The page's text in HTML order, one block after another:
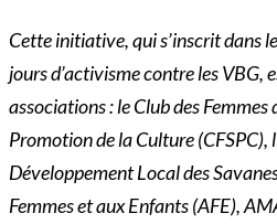
Cette initiative, qui s’inscrit dans
jours d’activisme contre les VBG,
associations : le Club des Femmes
Promotion de la Culture (CFSPC),
Développement Local des
Femmes et aux Enfants (AFE),